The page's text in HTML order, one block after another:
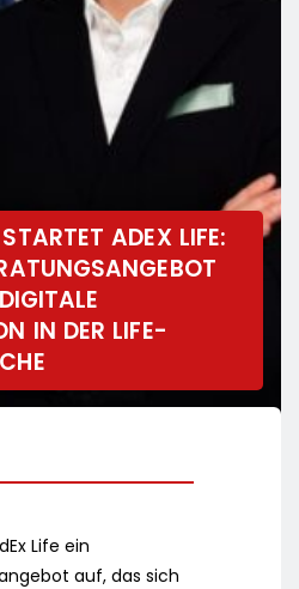
ADEX LIFE:
IN DER LIFE-
Life ein
auf, das sich